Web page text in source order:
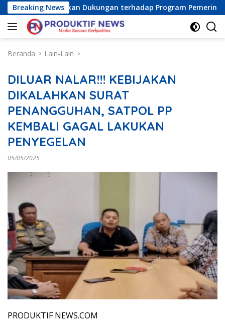
Langsung
ke
konten
Breaking News
Tegaskan Dukungan terhadap Program Pemerintah Pusat
Beranda Lain-Lain
DILUAR NALAR!!! KEBIJAKAN
DIKALAHKAN SURAT
PENANGGUHAN, SATPOL PP
KEMBALI GAGAL LAKUKAN
PENYEGELAN
05/05/2025
PRODUKTIF NEWS.COM